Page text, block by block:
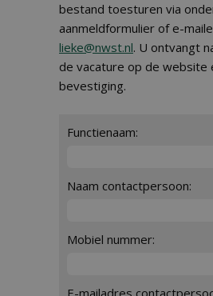
bestand toesturen via
aanmeldformulier of e-
lieke@nwst.nl. U ontvangt
de vacature op de website
bevestiging.
Functienaam:
Naam contactpersoon:
Mobiel nummer:
E-mailadres